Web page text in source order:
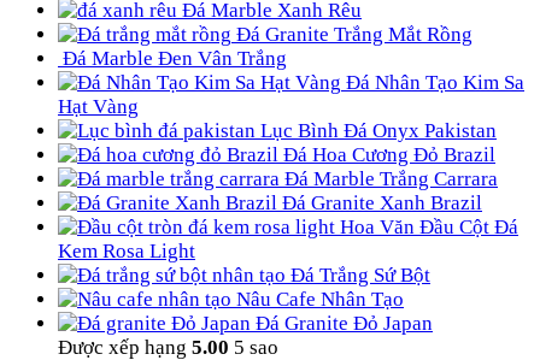
Đá Marble Xanh Rêu
Đá Granite Trắng Mắt Rồng
Đá Marble Đen Vân Trắng
Đá Nhân Tạo Kim Sa
Hạt Vàng
Lục Bình Đá Onyx Pakistan
Đá Hoa Cương Đỏ Brazil
Đá Marble Trắng Carrara
Đá Granite Xanh Brazil
Hoa Văn Đầu Cột Đá
Kem Rosa Light
Đá Trắng Sứ Bột
Nâu Cafe Nhân Tạo
Đá Granite Đỏ Japan
Được xếp hạng 5.00 5 sao